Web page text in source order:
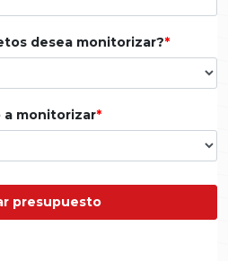
desea monitorizar?
monitorizar
presupuesto